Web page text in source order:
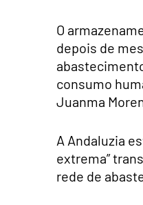
O
depois de
consumo
Juanma
A Andaluzia
extrema”
rede de